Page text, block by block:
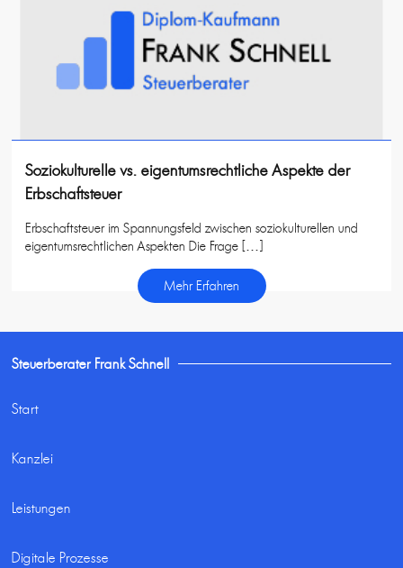
Soziokulturelle vs. eigentumsrechtliche Aspekte der
Erbschaftsteuer
Erbschaftsteuer im Spannungsfeld zwischen soziokulturellen und
eigentumsrechtlichen Aspekten Die Frage […]
Mehr Erfahren
Steuerberater Frank Schnell
Start
Kanzlei
Leistungen
Digitale Prozesse